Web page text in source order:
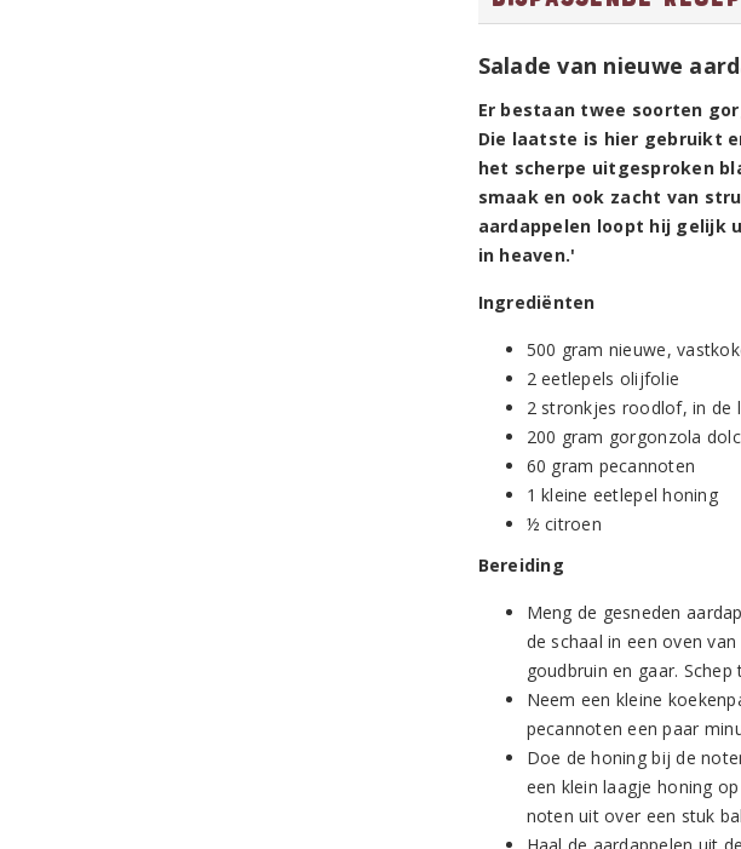
Salade van nieuwe
Er bestaan twee soorten
Die laatste is hier gebruikt
het scherpe uitgesproken
smaak en ook zacht van
aardappelen loopt hij gelijk
in heaven.'
Ingrediënten
500 gram nieuwe,
2 eetlepels olijfolie
2 stronkjes roodlof, in de
200 gram gorgonzola
60 gram pecannoten
1 kleine eetlepel honing
½ citroen
Bereiding
Meng de gesneden
de schaal in een oven
goudbruin en gaar.
Neem een kleine
pecannoten een paar
Doe de honing bij de
een klein laagje honing
noten uit over een stuk